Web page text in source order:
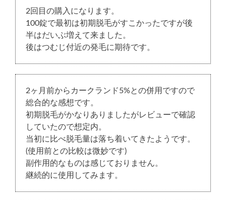
2回目の購入になります。
100錠で最初は初期脱毛がすこかったですが後
半はだいぶ増えて来ました。
後はつむじ付近の発毛に期待です。
2ヶ月前からカークランド5%との併用ですので
総合的な感想です。
初期脱毛がかなりありましたがレビューで確認
していたので想定内。
当初に比べ脱毛量は落ち着いてきたようです。
(使用前との比較は微妙です)
副作用的なものは感じておりません。
継続的に使用してみます。